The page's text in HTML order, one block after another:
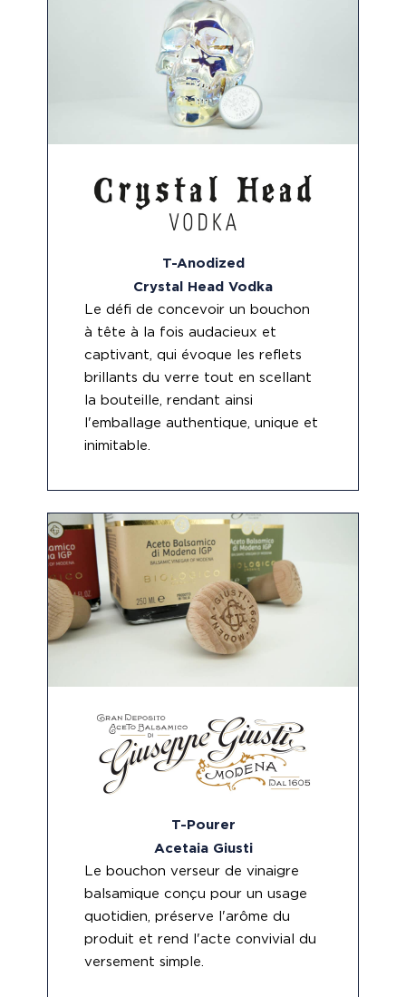
T-Anodized
Crystal Head Vodka
Le défi de concevoir un bouchon
à tête à la fois audacieux et
captivant, qui évoque les reflets
brillants du verre tout en scellant
la bouteille, rendant ainsi
l'emballage authentique, unique et
inimitable.
T-Pourer
Acetaia Giusti
Le bouchon verseur de vinaigre
balsamique conçu pour un usage
quotidien, préserve l'arôme du
produit et rend l'acte convivial du
versement simple.